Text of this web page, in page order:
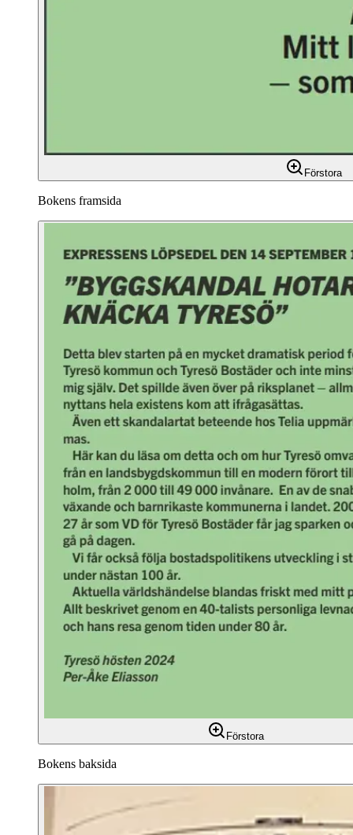
Förstora
Bokens framsida
Förstora
Bokens baksida